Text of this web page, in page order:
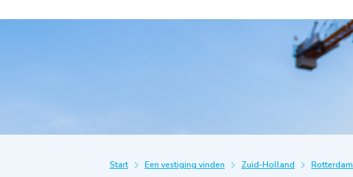
Start Een vestiging vinden Zuid-Holland Rotterdam